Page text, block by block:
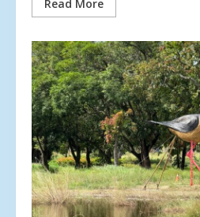
Read More